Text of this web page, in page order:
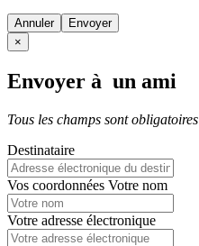
Annuler
×
Envoyer à un ami
Tous les champs sont obligatoires
Destinataire
Vos coordonnées Votre nom
Votre adresse électronique